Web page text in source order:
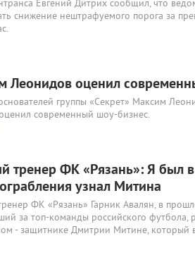
Евгений Дитрих сообщил, что
снижение нештрафуемого порога за
Леонидов оценил
группы «Секрет» Максим
современный шоу-бизнес.
тренер ФК «Рязань»: Я был
узнал Митина
ФК «Рязань» Гарник Авалян, в
за топ-команды российского футбола,
- защитнике Дмитрии Митине, который